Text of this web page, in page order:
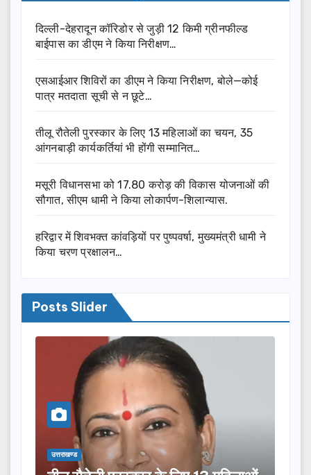
दिल्ली-देहरादून कॉरिडोर से जुड़ी 12 किमी ग्रीनफील्ड
बाईपास का डीएम ने किया निरीक्षण…
एसआईआर शिविरों का डीएम ने किया निरीक्षण, बोले—कोई
पात्र मतदाता सूची से न छूटे…
तीलू रौतेली पुरस्कार के लिए 13 महिलाओं का चयन, 35
आंगनबाड़ी कार्यकर्तियां भी होंगी सम्मानित…
मसूरी विधानसभा को 17.80 करोड़ की विकास योजनाओं की
सौगात, सीएम धामी ने किया लोकार्पण-शिलान्यास.
हरिद्वार में शिवभक्त कांवड़ियों पर पुष्पवर्षा, मुख्यमंत्री धामी ने
किया चरण प्रक्षालन…
Posts Slider
उत्तराखण्ड